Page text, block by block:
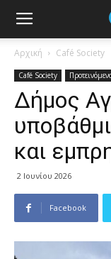
Αρχική Café Society
Café Society
Δήμος
και
2 Ιουνίου 2026
Facebook